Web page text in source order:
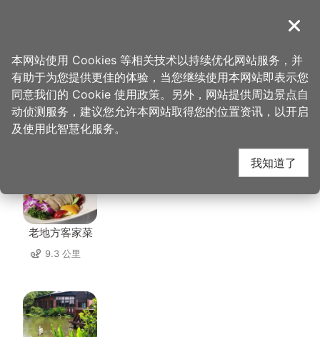
導覽
首页 > 想去的地方 > 美食、购物 > 欣园餐馆
欣园餐馆 周边店家
老地方客家菜
9.3 公里
关闭
本网站使用 Cookies 等相关技术以持续优化网站服务，并
有助于为您提供更佳的体验，当您继续使用本网站即表示您
同意我们的 Cookie 使用政策。另外，网站提供周边景点自
动侦测服务，建议您允许本网站取得您的位置资讯，以开启
及使用此智慧化服务。
我知道了